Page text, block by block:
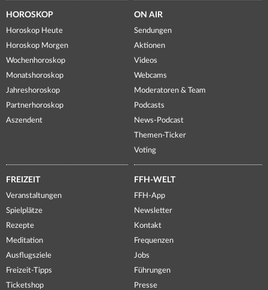
HOROSKOP
Horoskop Heute
Horoskop Morgen
Wochenhoroskop
Monatshoroskop
Jahreshoroskop
Partnerhoroskop
Aszendent
ON AIR
Sendungen
Aktionen
Videos
Webcams
Moderatoren & Team
Podcasts
News-Podcast
Themen-Ticker
Voting
FREIZEIT
Veranstaltungen
Spielplätze
Rezepte
Meditation
Ausflugsziele
Freizeit-Tipps
Ticketshop
FFH-WELT
FFH-App
Newsletter
Kontakt
Frequenzen
Jobs
Führungen
Presse